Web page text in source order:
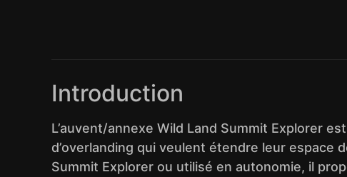
Introduction
L’auvent/annexe Wild Land Summit Explorer
d’overlanding qui veulent étendre leur espace
Summit Explorer ou utilisé en autonomie, il